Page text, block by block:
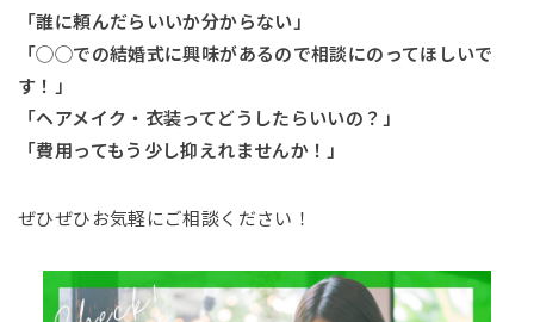
「誰に頼んだらいいか分からない」
「◯◯での結婚式に興味があるので相談にのってほしいで
す！」
「ヘアメイク・衣装ってどうしたらいいの？」
「費用ってもう少し抑えれませんか！」
ぜひぜひお気軽にご相談ください！